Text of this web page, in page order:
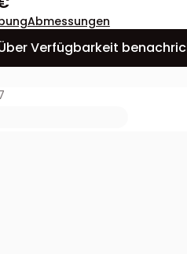
Abmessungen
Verfügbarkeit